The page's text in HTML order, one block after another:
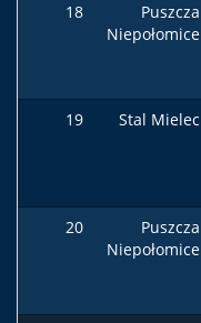
18
Puszcza
Niepołomice
19 Stal Mielec
20
Puszcza
Niepołomice